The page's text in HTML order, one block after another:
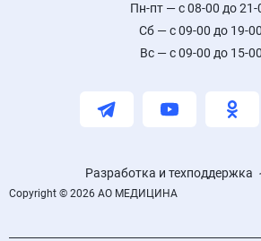
Пн-пт — с 08-00 до 21-
Сб — с 09-00 до 19-00
Вс — с 09-00 до 15-00
Разработка и техподдержка
Copyright © 2026 АО МЕДИЦИНА